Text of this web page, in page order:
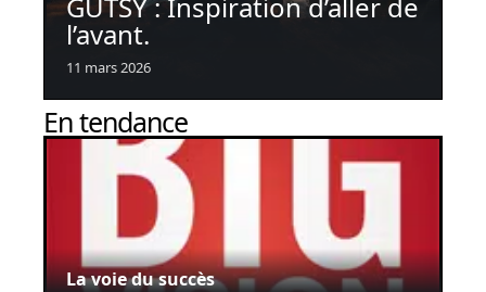
l’avant.
11 mars 2026
En tendance
La voie du succès